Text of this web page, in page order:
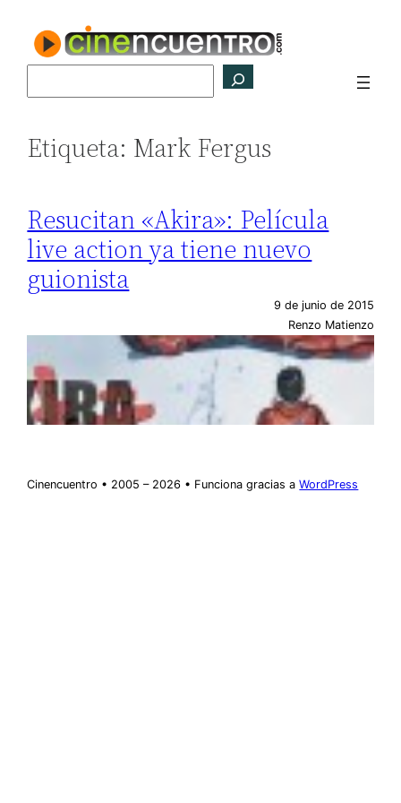
contenido
Etiqueta: Mark Fergus
Resucitan «Akira»: Película
live action ya tiene nuevo
guionista
9 de junio de 2015
Renzo Matienzo
Cinencuentro • 2005 – 2026 • Funciona gracias aWordPress